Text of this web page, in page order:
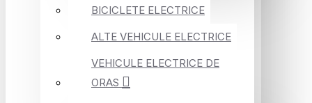
BICICLETE ELECTRICE
ALTE VEHICULE ELECTRICE
VEHICULE ELECTRICE DE
ORAS